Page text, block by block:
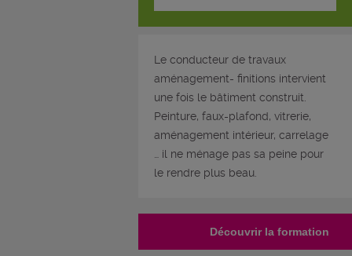
Le conducteur de travaux
aménagement- finitions intervient
une fois le bâtiment construit.
Peinture, faux-plafond, vitrerie,
aménagement intérieur, carrelage
… il ne ménage pas sa peine pour
le rendre plus beau.
Découvrir la formation